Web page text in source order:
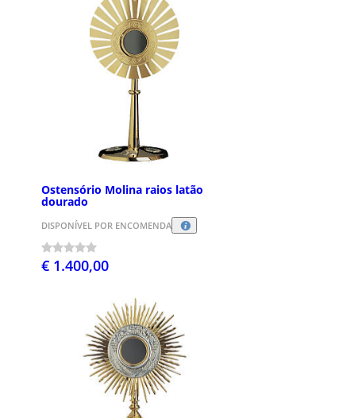
Ostensório Molina raios latão
dourado
DISPONÍVEL POR ENCOMENDA
€ 1.400,00